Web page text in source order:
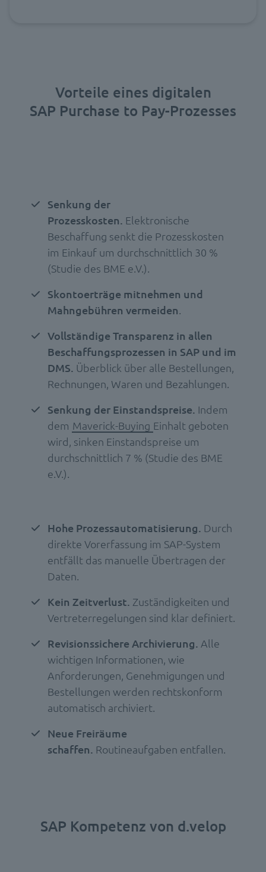
Vorteile eines digitalen
SAP Purchase to Pay-Prozesses
Senkung der
Prozesskosten. Elektronische
Beschaffung senkt die Prozesskosten
im Einkauf um durchschnittlich 30 %
(Studie des BME e.V.).
Skontoerträge mitnehmen und
Mahngebühren vermeiden.
Vollständige Transparenz in allen
Beschaffungsprozessen in SAP und im
DMS. Überblick über alle Bestellungen,
Rechnungen, Waren und Bezahlungen.
Senkung der Einstandspreise. Indem
dem Maverick-Buying Einhalt geboten
wird, sinken Einstandspreise um
durchschnittlich 7 % (Studie des BME
e.V.).
Hohe Prozessautomatisierung. Durch
direkte Vorerfassung im SAP-System
entfällt das manuelle Übertragen der
Daten.
Kein Zeitverlust. Zuständigkeiten und
Vertreterregelungen sind klar definiert.
Revisionssichere Archivierung. Alle
wichtigen Informationen, wie
Anforderungen, Genehmigungen und
Bestellungen werden rechtskonform
automatisch archiviert.
Neue Freiräume
schaffen. Routineaufgaben entfallen.
SAP Kompetenz von d.velop